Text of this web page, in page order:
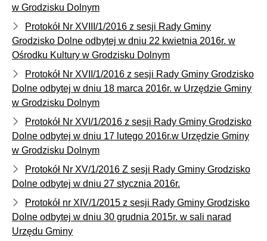
w Grodzisku Dolnym
Protokół Nr XVIII/1/2016 z sesji Rady Gminy
Grodzisko Dolne odbytej w dniu 22 kwietnia 2016r. w
Ośrodku Kultury w Grodzisku Dolnym
Protokół Nr XVII/1/2016 z sesji Rady Gminy Grodzisko
Dolne odbytej w dniu 18 marca 2016r. w Urzędzie Gminy
w Grodzisku Dolnym
Protokół Nr XVI/1/2016 z sesji Rady Gminy Grodzisko
Dolne odbytej w dniu 17 lutego 2016r.w Urzędzie Gminy
w Grodzisku Dolnym
Protokół Nr XV/1/2016 Z sesji Rady Gminy Grodzisko
Dolne odbytej w dniu 27 stycznia 2016r.
Protokół nr XIV/1/2015 z sesji Rady Gminy Grodzisko
Dolne odbytej w dniu 30 grudnia 2015r. w sali narad
Urzędu Gminy